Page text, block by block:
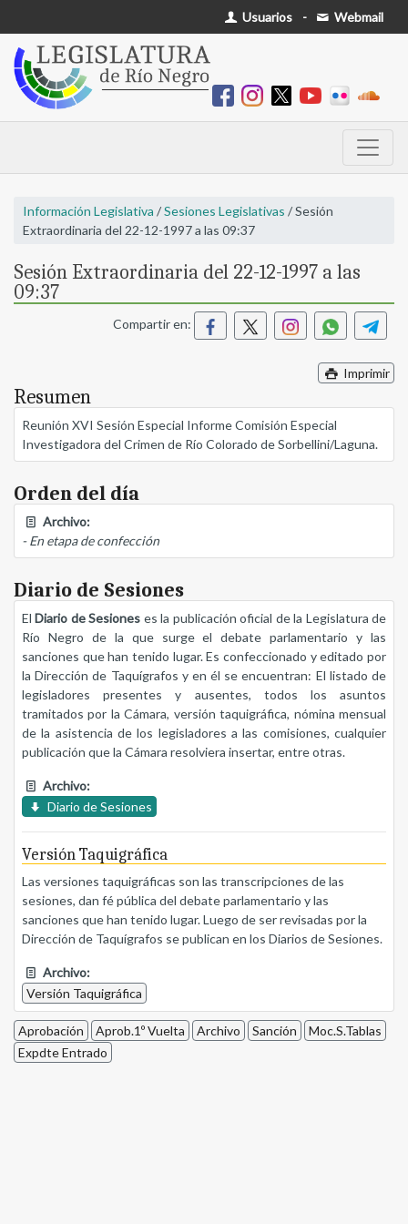
Usuarios - Webmail
Información Legislativa /Sesiones Legislativas / Sesión
Extraordinaria del 22-12-1997 a las 09:37
Sesión Extraordinaria del 22-12-1997 a las
09:37
Compartir en:
Imprimir
Resumen
Reunión XVI Sesión Especial Informe Comisión Especial
Investigadora del Crimen de Río Colorado de Sorbellini/Laguna.
Orden del día
Archivo:
- En etapa de confección
Diario de Sesiones
ElDiario de Sesiones es la publicación oficial de la Legislatura de
Río Negro de la que surge el debate parlamentario y las
sanciones que han tenido lugar. Es confeccionado y editado por
la Dirección de Taquígrafos y en él se encuentran: El listado de
legisladores presentes y ausentes, todos los asuntos
tramitados por la Cámara, versión taquigráfica, nómina mensual
de la asistencia de los legisladores a las comisiones, cualquier
publicación que la Cámara resolviera insertar, entre otras.
Archivo:
Diario de Sesiones
Versión Taquigráfica
Las versiones taquigráficas son las transcripciones de las
sesiones, dan fé pública del debate parlamentario y las
sanciones que han tenido lugar. Luego de ser revisadas por la
Dirección de Taquígrafos se publican en los Diarios de Sesiones.
Archivo:
Versión Taquigráfica
Aprobación Aprob.1º Vuelta Archivo Sanción
Moc.S.Tablas
Expdte Entrado